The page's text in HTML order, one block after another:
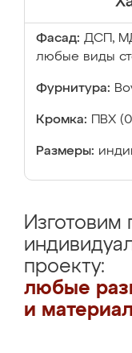
Фасад: ДСП,
любые виды
Фурнитура:
Кромка: ПВХ
Размеры:
Изготовим
проекту:
любые
и